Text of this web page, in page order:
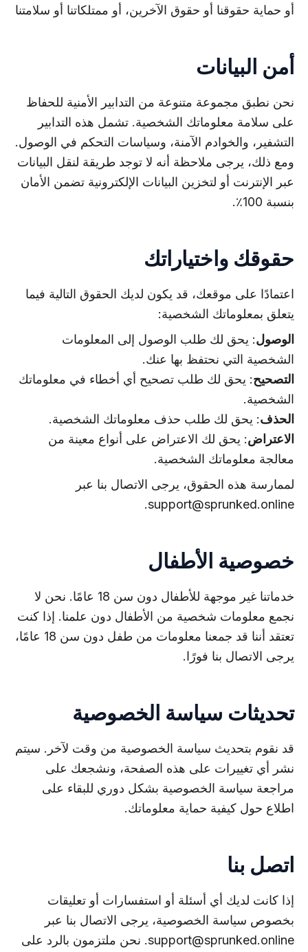
أو حماية حقوقنا أو حقوق الآخرين، أو ممتلكاتنا أو سلامتنا
أمن البيانات
نحن نطبق مجموعة متنوعة من التدابير الأمنية للحفاظ
على سلامة معلوماتك الشخصية. تشمل هذه التدابير
التشفير، والخوادم الآمنة، وسياسات التحكم في الوصول.
ومع ذلك، يرجى ملاحظة أنه لا توجد طريقة لنقل البيانات
عبر الإنترنت أو لتخزين البيانات الإلكترونية تضمن الأمان
بنسبة 100٪.
حقوقك واختياراتك
اعتمادًا على موقعك، قد يكون لديك الحقوق التالية فيما
يتعلق بمعلوماتك الشخصية:
الوصول: يحق لك طلب الوصول إلى المعلومات
الشخصية التي نحتفظ بها عنك.
التصحيح: يحق لك طلب تصحيح أي أخطاء في معلوماتك
الشخصية.
الحذف: يحق لك طلب حذف معلوماتك الشخصية.
الاعتراض: يحق لك الاعتراض على أنواع معينة من
معالجة معلوماتك الشخصية.
لممارسة هذه الحقوق، يرجى الاتصال بنا عبر
support@sprunked.online
.
خصوصية الأطفال
خدماتنا غير موجهة للأطفال دون سن 18 عامًا. نحن لا
نجمع معلومات شخصية من الأطفال دون علمنا. إذا كنت
تعتقد أننا قد جمعنا معلومات من طفل دون سن 18 عامًا،
يرجى الاتصال بنا فورًا.
تحديثات سياسة الخصوصية
قد نقوم بتحديث سياسة الخصوصية من وقت لآخر. سيتم
نشر أي تغييرات على هذه الصفحة، ونشجعك على
مراجعة سياسة الخصوصية بشكل دوري للبقاء على
اطلاع حول كيفية حماية معلوماتك.
اتصل بنا
إذا كانت لديك أي أسئلة أو استفسارات أو تعليقات
بخصوص سياسة الخصوصية، يرجى الاتصال بنا عبر
support@sprunked.online. نحن ملتزمون بالرد على